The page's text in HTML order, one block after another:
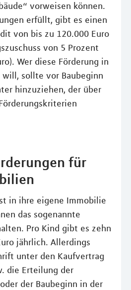
vorweisen können.
erfüllt, gibt es einen
von bis zu 120.000 Euro
von 5 Prozent
Wer diese Förderung in
will, sollte vor Baubeginn
hinzuziehen, der über
für
in ihre eigene Immobilie
das sogenannte
Pro Kind gibt es zehn
jährlich. Allerdings
unter den Kaufvertrag
die Erteilung der
der Baubeginn in der